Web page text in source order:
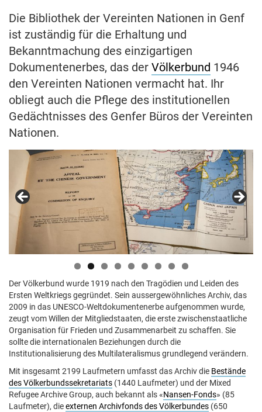
Die Bibliothek der Vereinten Nationen in Genf
ist zuständig für die Erhaltung und
Bekanntmachung des einzigartigen
Dokumentenerbes, das der Völkerbund 1946
den Vereinten Nationen vermacht hat. Ihr
obliegt auch die Pflege des institutionellen
Gedächtnisses des Genfer Büros der Vereinten
Nationen.
Der Völkerbund wurde 1919 nach den Tragödien und Leiden des
Ersten Weltkriegs gegründet. Sein aussergewöhnliches Archiv, das
2009 in das UNESCO-Weltdokumentenerbe aufgenommen wurde,
zeugt vom Willen der Mitgliedstaaten, die erste zwischenstaatliche
Organisation für Frieden und Zusammenarbeit zu schaffen. Sie
sollte die internationalen Beziehungen durch die
Institutionalisierung des Multilateralismus grundlegend verändern.
Mit insgesamt 2199 Laufmetern umfasst das Archiv die Bestände
des Völkerbundssekretariats (1440 Laufmeter) und der Mixed
Refugee Archive Group, auch bekannt als «Nansen-Fonds» (85
Laufmeter), dieexternen Archivfonds des Völkerbundes (650